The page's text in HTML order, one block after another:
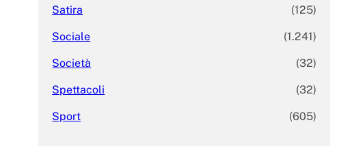
Satira (125)
Sociale (1.241)
Società (32)
Spettacoli (32)
Sport (605)